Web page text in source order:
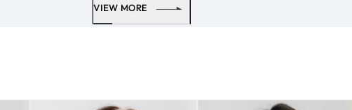
VIEW MORE